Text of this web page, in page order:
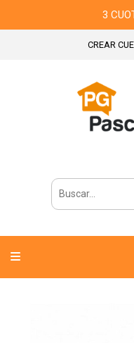
3
CREAR